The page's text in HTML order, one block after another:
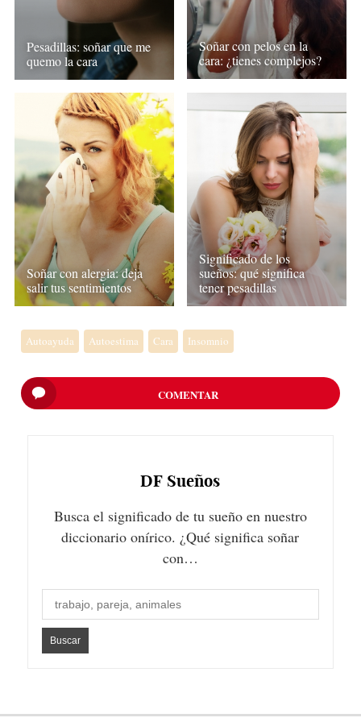
Pesadillas: soñar que me
quemo la cara
Soñar con pelos en la
cara: ¿tienes complejos?
Soñar con alergia: deja
salir tus sentimientos
Significado de los
sueños: qué significa
tener pesadillas
Autoayuda Autoestima Cara Insomnio
COMENTAR
DF Sueños
Busca el significado de tu sueño en nuestro
diccionario onírico. ¿Qué significa soñar
con…